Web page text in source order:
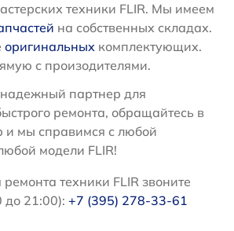
техники FLIR. Мы имеем
на собственных складах.
оригинальных комплектующих.
с произодителями.
партнер для
ремонта, обращайтесь в
и мы справимся с любой
модели FLIR!
техники FLIR звоните
до 21:00): +7 (395) 278-33-61